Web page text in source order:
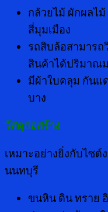
กล้วยไม้ ผักผลไ
สี่มุมเมือง
รถสิบล้อสามารถ
สินค้าได้ปริมาณ
มีผ้าใบคลุม กันแ
บาง
วัสดุก่อสร้าง
เหมาะอย่างยิ่งกับไซ
นนทบุรี
ขนหิน ดิน ทราย